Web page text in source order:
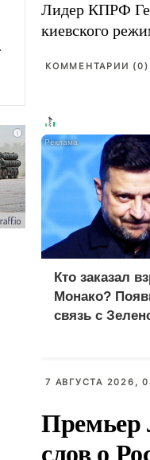
Лидер КПРФ
киевского
КОММЕНТАРИИ (0)
Кто заказал
Монако?
связь с
7 АВГУСТА 2026,
Премьер
слов о